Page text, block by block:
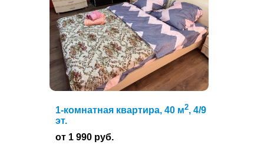
1-комнатная квартира, 40 м2, 4/9
эт.
от 1 990 руб.